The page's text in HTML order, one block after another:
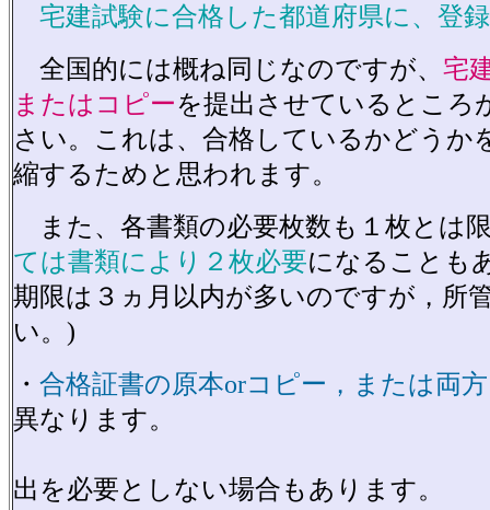
宅建試験に合格した都道府県に、登
全国的には概ね同じなのですが、 宅
またはコピーを提出させているところ
さい。これは、合格しているかどうか
縮するためと思われます。
また、各書類の必要枚数も１枚とは
ては書類により２枚必要になることも
期限は３ヵ月以内が多いのですが，所
い。)
・ 合格証書の原本orコピー，または
異なります。
出を必要としない場合もあります。